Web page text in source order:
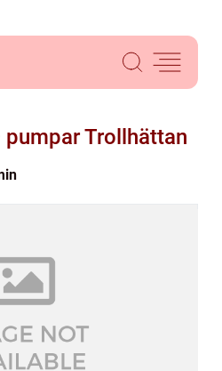
Trollhättan